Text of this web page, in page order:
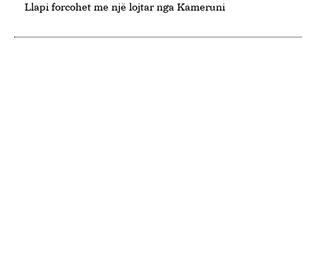
Llapi forcohet me një lojtar nga Kameruni